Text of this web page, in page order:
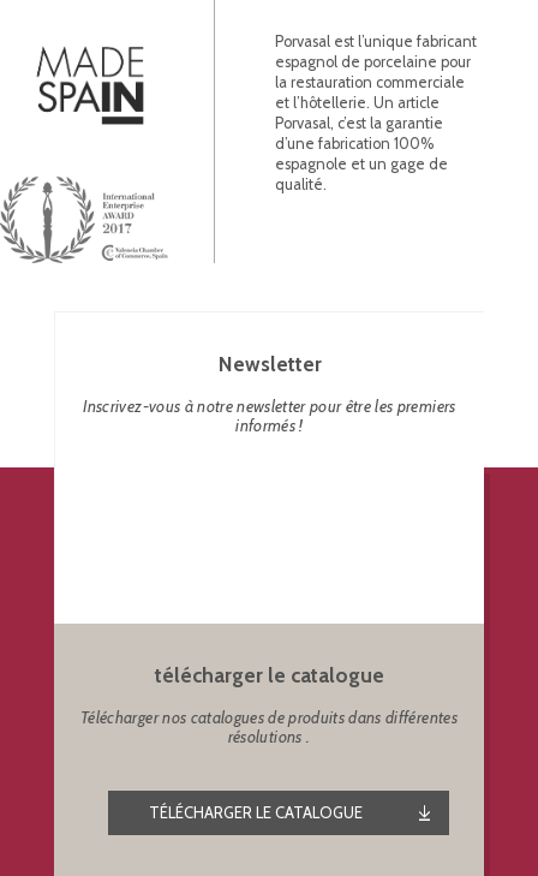
Porvasal est l’unique fabricant
espagnol de porcelaine pour
la restauration commerciale
et l’hôtellerie. Un article
Porvasal, c’est la garantie
d’une fabrication 100%
espagnole et un gage de
qualité.
Newsletter
Inscrivez-vous à notre newsletter pour être les premiers
informés !
télécharger le catalogue
Télécharger nos catalogues de produits dans différentes
résolutions .
TÉLÉCHARGER LE CATALOGUE